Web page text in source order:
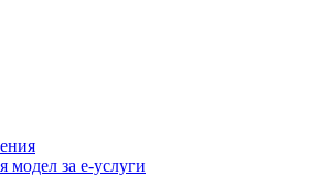
за е-услуги